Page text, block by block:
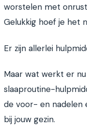
worstelen met
Gelukkig hoef je het
Er zijn allerlei
Maar wat werkt er
slaaproutine-
de voor- en nadelen
bij jouw gezin.